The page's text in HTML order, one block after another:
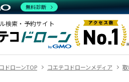
検索・予約サイト
ドローンTOP コエテコドローンメディア
無料診断